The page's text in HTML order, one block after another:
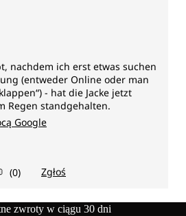
zwroty w ciągu 30 dni